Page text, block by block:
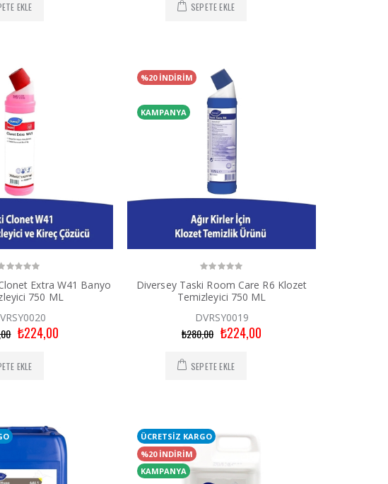
EKLE SEPETE EKLE
Extra W41 Banyo
750 ML
₺224,00
EKLE
%20 İNDİRİM
KAMPANYA
Diversey Taski Room Care R6 Klozet
Temizleyici 750 ML
DVRSY0019
₺280,00 ₺224,00
SEPETE EKLE
ÜCRETSİZ KARGO
%20 İNDİRİM
KAMPANYA